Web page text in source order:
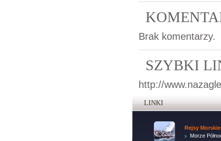
Brak komentarzy.
SZYBKI
http://
LINKI
Rejsy Morskie
Morze